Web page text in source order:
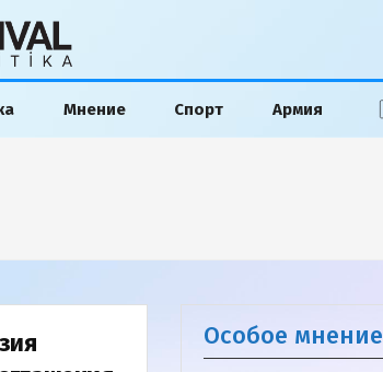
Мнение Спорт Армия
Особое мнение